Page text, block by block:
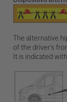
The alternative
of the driver’s
It is indicated